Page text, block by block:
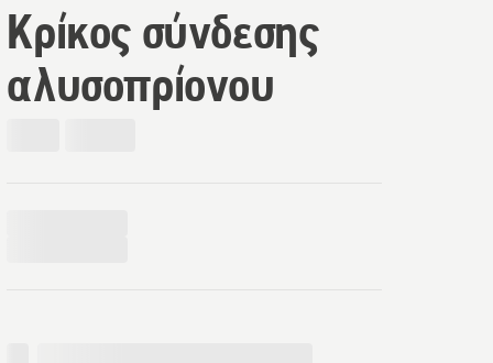
Κρίκος σύνδεσης
αλυσοπρίονου